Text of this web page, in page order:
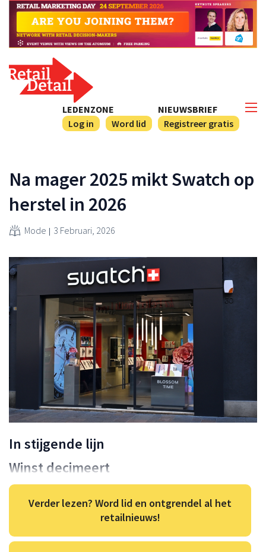
NIEUWSBRIEF
Registreer gratis
LEDENZONE
Log in
Word lid
Na mager 2025 mikt Swatch op
herstel in 2026
Mode 3 Februari, 2026
In stijgende lijn
Winst decimeert
Verder lezen? Word lid en ontgrendel al het
retailnieuws!